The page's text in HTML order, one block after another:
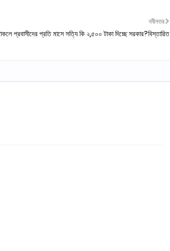
নবীনতর
প্রবাসীদের প্রতি মাসে সত্যি কি ২,৫০০ টাকা দিচ্ছে সরকার?বিস্তারিত